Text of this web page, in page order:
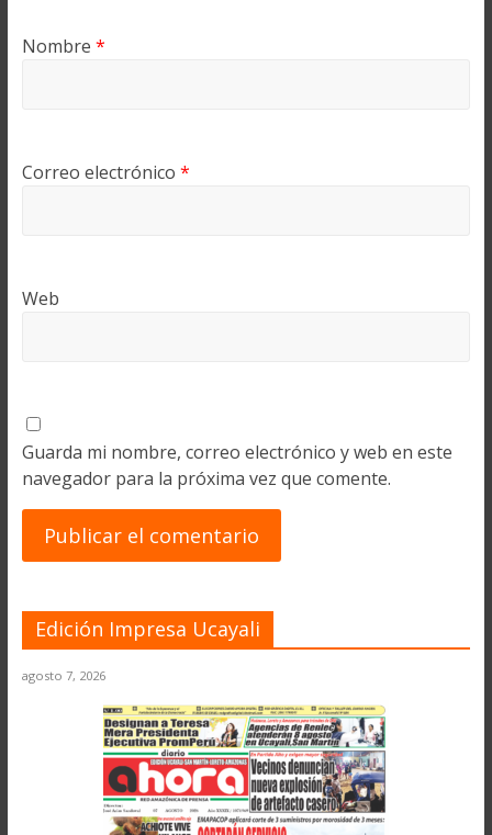
Nombre *
Correo electrónico *
Web
Guarda mi nombre, correo electrónico y web en este
navegador para la próxima vez que comente.
Edición Impresa Ucayali
agosto 7, 2026